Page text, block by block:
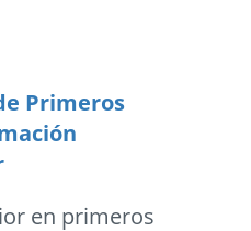
Primeros
en primeros